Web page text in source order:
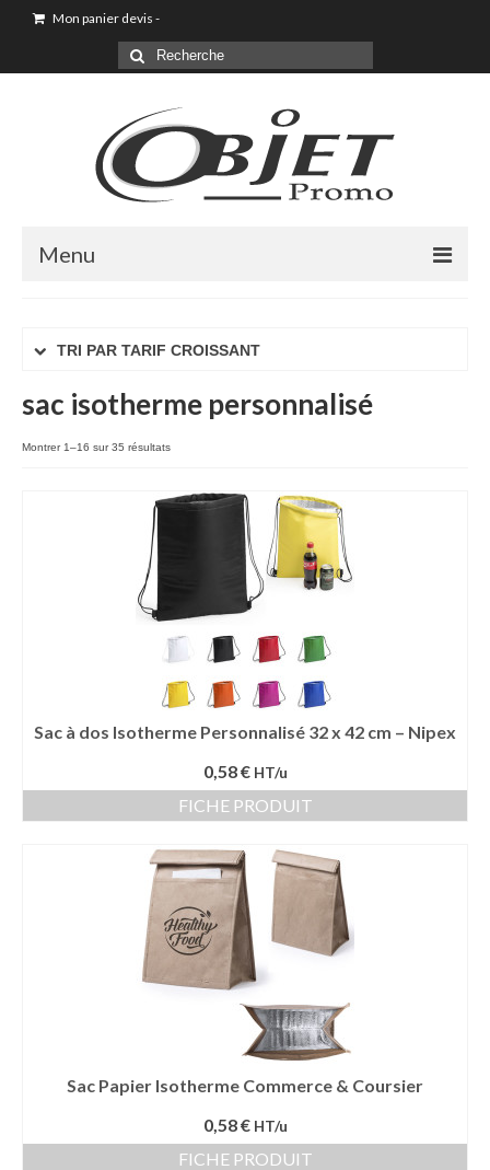
Mon panier devis -
Menu
Sac shopping
Sacoche
Sac à dos
Accessoires
TRI PAR TARIF CROISSANT
sac isotherme personnalisé
Montrer 1–16 sur 35 résultats
Sac à dos Isotherme Personnalisé 32 x 42 cm – Nipex
0,58 € HT/u
FICHE PRODUIT
Sac Papier Isotherme Commerce & Coursier
0,58 € HT/u
FICHE PRODUIT